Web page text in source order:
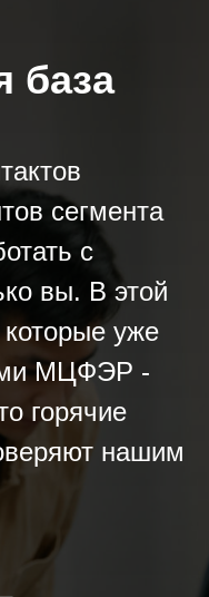
база
сегмента
с
вы. В этой
уже
МЦФЭР -
горячие
нашим